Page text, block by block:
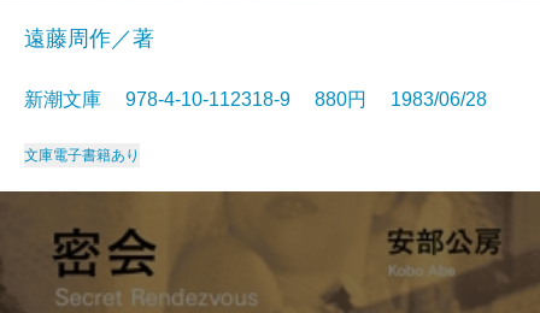
遠藤周作／著
新潮文庫 978-4-10-112318-9 880円 1983/06/28
文庫電子書籍あり